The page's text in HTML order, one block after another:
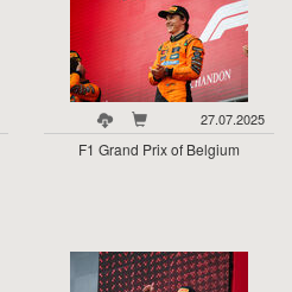
27.07.2025
F1 Grand Prix of Belgium